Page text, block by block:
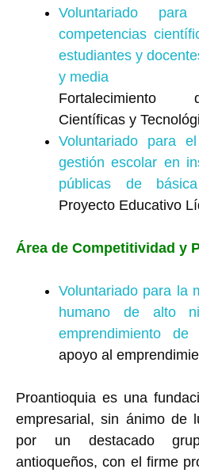
Voluntariado
competencias
estudiantes y
y media
Fortalecimiento
Científicas y
Voluntariado para
gestión escolar en
públicas de
Proyecto Educativo
Área de Competitividad y
Voluntariado para la
humano de alto
emprendimiento
apoyo al
Proantioquia es una
empresarial, sin ánimo de
por un destacado
antioqueños, con el firme